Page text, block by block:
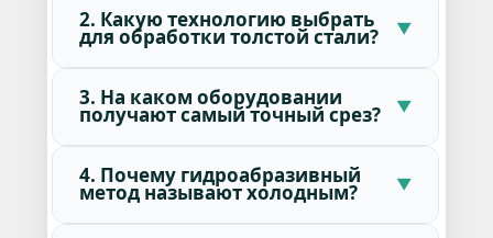
2. Какую технологию выбрать
для обработки толстой стали?
3. На каком оборудовании
получают самый точный срез?
4. Почему гидроабразивный
метод называют холодным?